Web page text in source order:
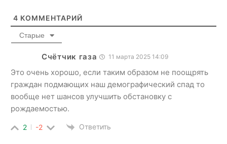
4 КОММЕНТАРИЙ
Старые
Счётчик газа 11 марта 2025 14:09
Это очень хорошо, если таким образом не поощрять
граждан подмающих наш демографический спад то
вообще нет шансов улучшить обстановку с
рождаемостью.
2 -2 Ответить